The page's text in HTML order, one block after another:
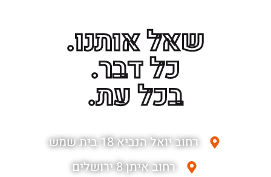
שאל אותנו.
כל דבר.
בכל עת.
רחוב יואל הנביא 18 בית שמש
רחוב איתן 8 ירושלים